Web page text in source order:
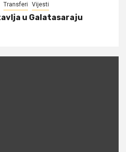
Transferi Vijesti
u Galatasaraju